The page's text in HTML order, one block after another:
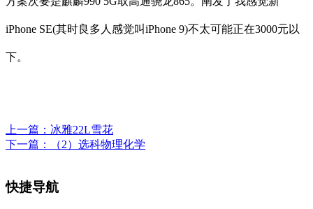
iPhone SE(其时良多人感觉叫iPhone 9)不太可能正在3000元以
下。
上一篇： 冰雅22L雪花
下一篇：
（2）选科物理化学
快捷导航